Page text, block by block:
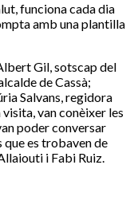
funciona cada dia
amb una plantilla
Gil, sotscap del
de Cassà;
Salvans, regidora
van conèixer les
poder conversar
que es trobaven de
i Fabi Ruiz.